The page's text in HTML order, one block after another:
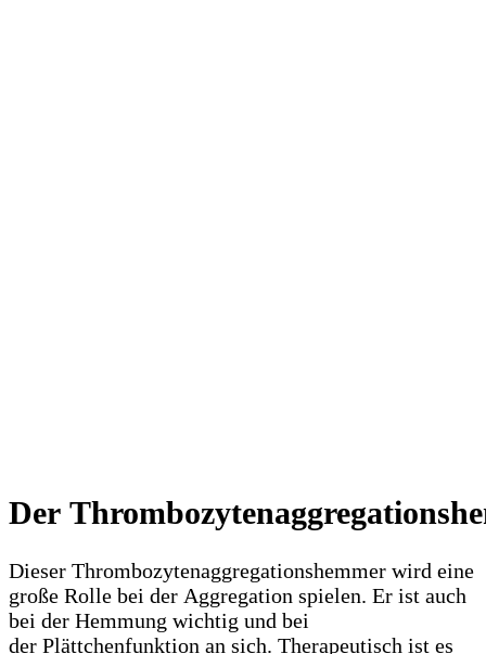
Der
Dieser Thrombozytenaggregationshemmer wird eine
große Rolle bei der Aggregation spielen. Er ist auch
bei der Hemmung wichtig und bei
der Plättchenfunktion an sich. Therapeutisch ist es